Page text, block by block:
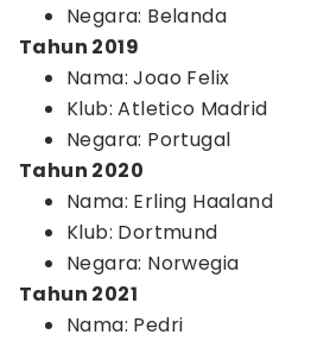
Negara: Belanda
Tahun 2019
Nama: Joao Felix
Klub: Atletico Madrid
Negara: Portugal
Tahun 2020
Nama: Erling Haaland
Klub: Dortmund
Negara: Norwegia
Tahun 2021
Nama: Pedri